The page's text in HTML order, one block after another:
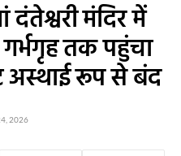
मंदिर में
तक पहुंचा
अस्थाई रूप से बंद
2026